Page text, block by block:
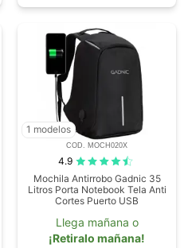
1 modelos
COD. MOCH020X
4.9
Mochila Antirrobo Gadnic 35
Litros Porta Notebook Tela Anti
Cortes Puerto USB
Llega mañana o
¡Retiralo mañana!